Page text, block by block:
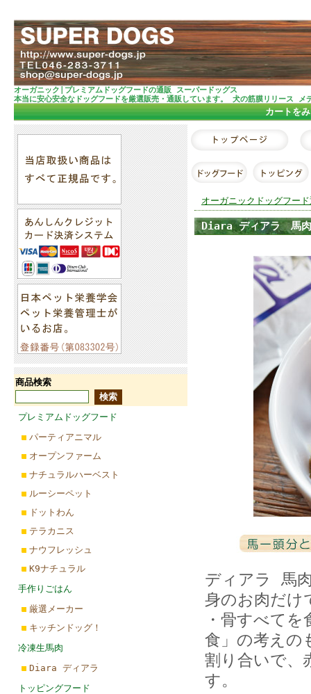
オーガニック|プレミアムドッグフードの通販 スーパードッグス
本当に安心安全なドッグフードを厳選販売・通販しています。 犬の筋膜リリース メ
カートを
商品検索
プレミアムドッグフード
パーティアニマル
オープンファーム
ナチュラルハーベスト
ルーシーペット
ドットわん
テラカニス
ナウフレッシュ
K9ナチュラル
手作りごはん
厳選メーカー
キッチンドッグ！
冷凍生馬肉
Diara ディアラ
トッピングフード
オーガニックドッグフー
Diara ディアラ 馬肉
ディアラ 馬
身のお肉だけ
・骨すべて
食」の考えの
割り合いで、
す。